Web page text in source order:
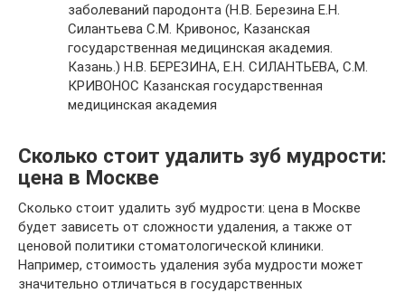
заболеваний пародонта (Н.В. Березина Е.Н.
Силантьева С.М. Кривонос, Казанская
государственная медицинская академия.
Казань.) Н.В. БЕРЕЗИНА, Е.Н. СИЛАНТЬЕВА, С.М.
КРИВОНОС Казанская государственная
медицинская академия
Сколько стоит удалить зуб мудрости:
цена в Москве
Сколько стоит удалить зуб мудрости: цена в Москве
будет зависеть от сложности удаления, а также от
ценовой политики стоматологической клиники.
Например, стоимость удаления зуба мудрости может
значительно отличаться в государственных